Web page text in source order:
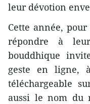
leur dévotion
Cette année,
répondre à
bouddhique
geste en ligne,
téléchargeable
aussi le nom du